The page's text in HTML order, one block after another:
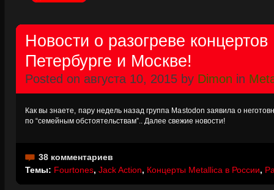
Новости о разогреве
Петербурге и Москве!
Posted on августа 10, 2015 by Dimon in
Как вы знаете, пару недель назад группа Mastodon заявила о
по “семейным обстоятельствам”.. Далее свежие новости!
38 комментариев
Темы: Fourtones, Jack Action, Концерты Metallica в России,